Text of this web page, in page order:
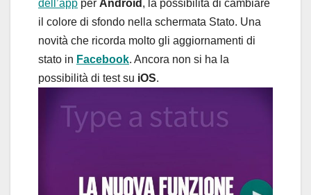
dell’app per Android , la possibilità di cambiare
il colore di sfondo nella schermata Stato. Una
novità che ricorda molto gli aggiornamenti di
stato in Facebook. Ancora non si ha la
possibilità di test su iOS.